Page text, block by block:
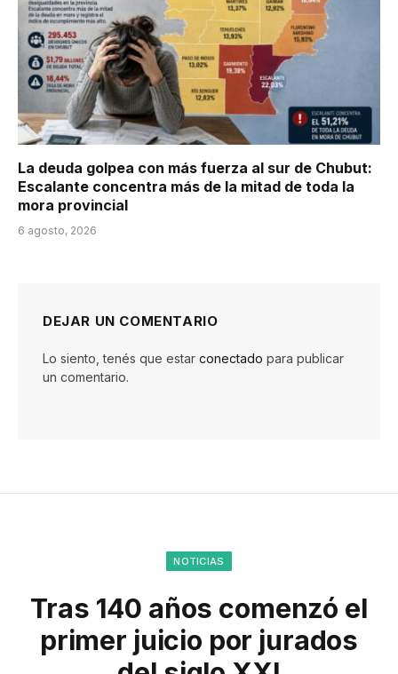
La deuda golpea con más fuerza al sur de Chubut:
Escalante concentra más de la mitad de toda la
mora provincial
6 agosto, 2026
DEJAR UN COMENTARIO
Lo siento, tenés que estar conectado para publicar
un comentario.
NOTICIAS
Tras 140 años comenzó el
primer juicio por jurados